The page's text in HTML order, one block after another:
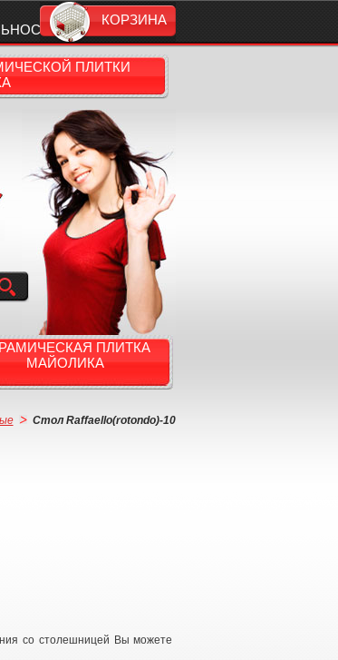
КОРЗИНА
ПЛИТКИ
ПЛИТКА
МАЙОЛИКА
Стол Raffaello(rotondo)-10
со столешницей Вы можете